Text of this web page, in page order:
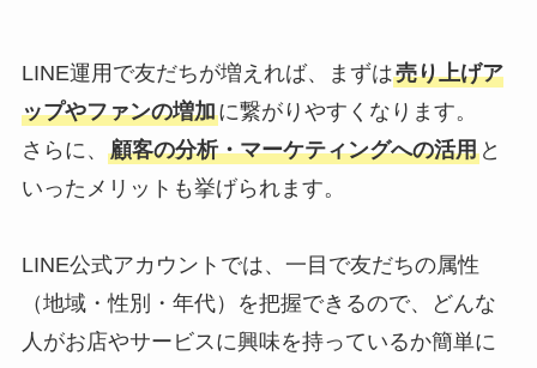
LINE運用で友だちが増えれば、まずは売り上げア
ップやファンの増加に繋がりやすくなります。
さらに、 顧客の分析・マーケティングへの活用と
いったメリットも挙げられます。
LINE公式アカウントでは、一目で友だちの属性
（地域・性別・年代）を把握できるので、どんな
人がお店やサービスに興味を持っているか簡単に